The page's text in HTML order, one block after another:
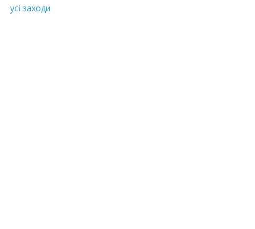
усі заходи